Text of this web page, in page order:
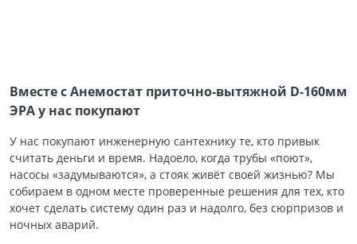
Вместе с Анемостат приточно-вытяжной D-160мм
ЭРА у нас покупают
У нас покупают инженерную сантехнику те, кто привык
считать деньги и время. Надоело, когда трубы «поют»,
насосы «задумываются», а стояк живёт своей жизнью? Мы
собираем в одном месте проверенные решения для тех, кто
хочет сделать систему один раз и надолго, без сюрпризов и
ночных аварий.